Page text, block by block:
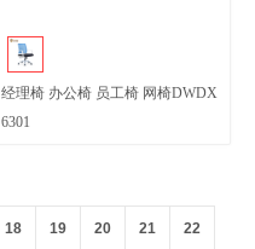
经理椅 办公椅 员工椅 网椅DWDX
6301
18 19 20 21 22